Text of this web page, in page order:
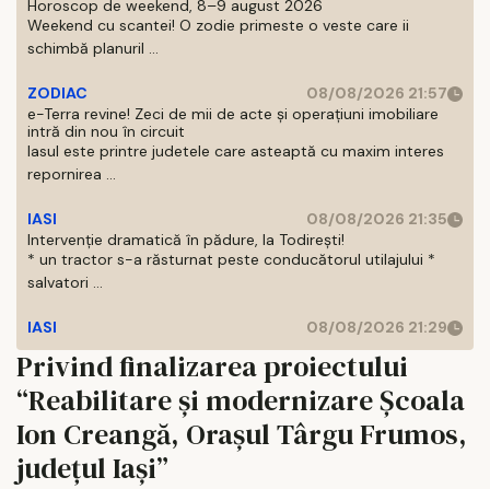
Horoscop de weekend, 8–9 august 2026
Weekend cu scantei! O zodie primeste o veste care ii
schimbă planuril ...
ZODIAC
08/08/2026 21:57
e-Terra revine! Zeci de mii de acte și operațiuni imobiliare
intră din nou în circuit
Iasul este printre judetele care asteaptă cu maxim interes
repornirea ...
IASI
08/08/2026 21:35
Intervenție dramatică în pădure, la Todirești!
* un tractor s-a răsturnat peste conducătorul utilajului *
salvatori ...
IASI 08/08/2026 21:29
Privind finalizarea proiectului
“Reabilitare și modernizare Școala
Ion Creangă, Orașul Târgu Frumos,
județul Iași”